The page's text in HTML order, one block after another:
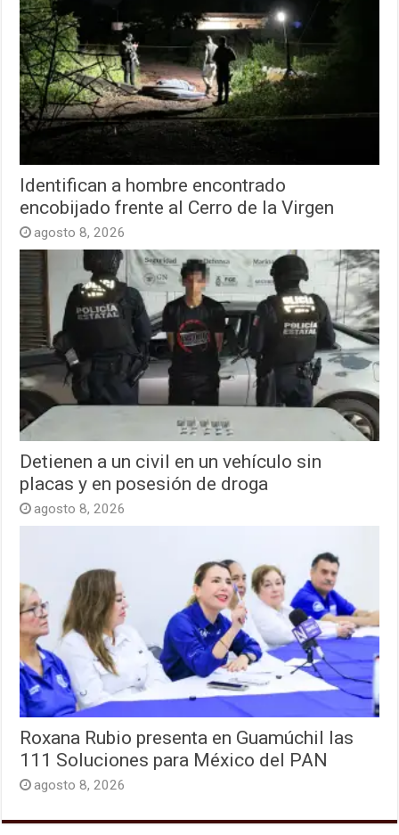
Identifican a hombre encontrado
encobijado frente al Cerro de la Virgen
agosto 8, 2026
Detienen a un civil en un vehículo sin
placas y en posesión de droga
agosto 8, 2026
Roxana Rubio presenta en Guamúchil las
111 Soluciones para México del PAN
agosto 8, 2026